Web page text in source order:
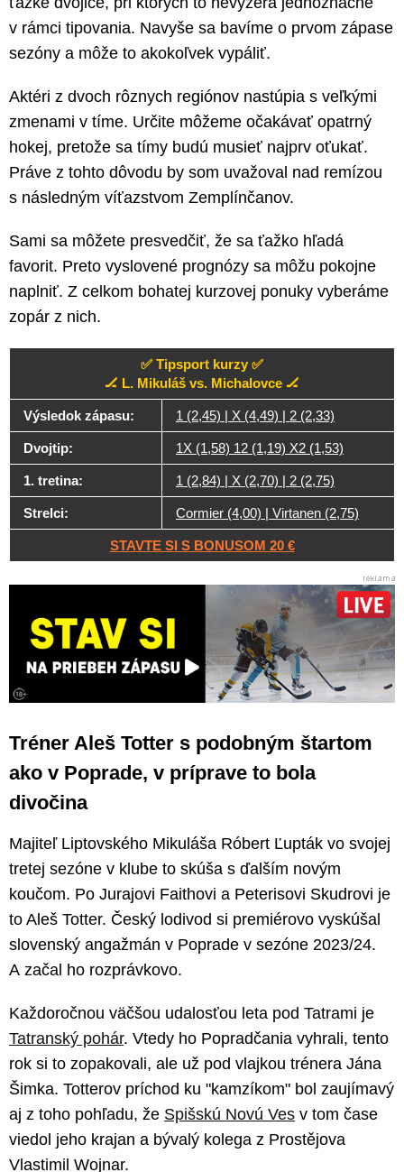
v rámci tipovania. Navyše sa bavíme o prvom zápase
sezóny a môže to akokoľvek vypáliť.
Aktéri z dvoch rôznych regiónov nastúpia s veľkými
zmenami v tíme. Určite môžeme očakávať opatrný
hokej, pretože sa tímy budú musieť najprv oťukať.
Práve z tohto dôvodu by som uvažoval nad remízou
s následným víťazstvom Zemplínčanov.
Sami sa môžete presvedčiť, že sa ťažko hľadá
favorit. Preto vyslovené prognózy sa môžu pokojne
naplniť. Z celkom bohatej kurzovej ponuky vyberáme
zopár z nich.
✅ Tipsport kurzy ✅
🏒 L. Mikuláš vs. Michalovce 🏒
Výsledok zápasu: 1 (2,45) | X (4,49) | 2 (2,33)
Dvojtip: 1X (1,58) 12 (1,19) X2 (1,53)
1. tretina: 1 (2,84) | X (2,70) | 2 (2,75)
Strelci: Cormier (4,00) | Virtanen (2,75)
STAVTE SI S BONUSOM 20 €
Tréner Aleš Totter s podobným štartom
ako v Poprade, v príprave to bola
divočina
Majiteľ Liptovského Mikuláša Róbert Ľupták vo svojej
tretej sezóne v klube to skúša s ďalším novým
koučom. Po Jurajovi Faithovi a Peterisovi Skudrovi je
to Aleš Totter. Český lodivod si premiérovo vyskúšal
slovenský angažmán v Poprade v sezóne 2023/24.
A začal ho rozprávkovo.
Každoročnou väčšou udalosťou leta pod Tatrami je
Tatranský pohár. Vtedy ho Popradčania vyhrali, tento
rok si to zopakovali, ale už pod vlajkou trénera Jána
Šimka. Totterov príchod ku "kamzíkom" bol zaujímavý
aj z toho pohľadu, že Spišskú Novú Ves v tom čase
viedol jeho krajan a bývalý kolega z Prostějova
Vlastimil Wojnar.